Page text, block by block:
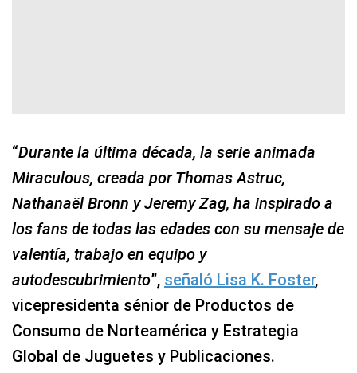
“Durante la última década, la serie animada
Miraculous, creada por Thomas Astruc,
Nathanaël Bronn y Jeremy Zag, ha inspirado a
los fans de todas las edades con su mensaje de
valentía, trabajo en equipo y
autodescubrimiento”, señaló Lisa K. Foster,
vicepresidenta sénior de Productos de
Consumo de Norteamérica y Estrategia
Global de Juguetes y Publicaciones.